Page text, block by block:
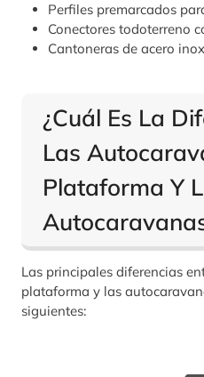
Perfiles premarcados
Conectores todoterreno
Cantoneras de acero
¿Cuál Es La
Las
Plataforma Y
Las principales diferencias
plataforma y las
siguientes: